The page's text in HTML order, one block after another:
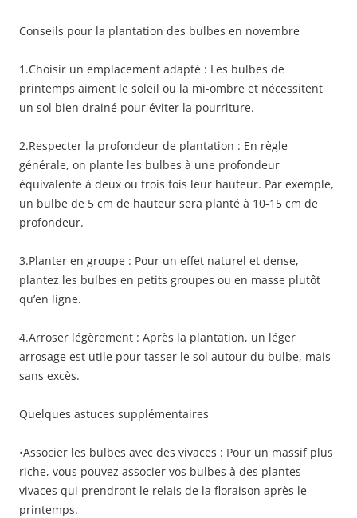
Conseils pour la plantation des bulbes en novembre
1.Choisir un emplacement adapté : Les bulbes de
printemps aiment le soleil ou la mi-ombre et nécessitent
un sol bien drainé pour éviter la pourriture.
2.Respecter la profondeur de plantation : En règle
générale, on plante les bulbes à une profondeur
équivalente à deux ou trois fois leur hauteur. Par exemple,
un bulbe de 5 cm de hauteur sera planté à 10-15 cm de
profondeur.
3.Planter en groupe : Pour un effet naturel et dense,
plantez les bulbes en petits groupes ou en masse plutôt
qu’en ligne.
4.Arroser légèrement : Après la plantation, un léger
arrosage est utile pour tasser le sol autour du bulbe, mais
sans excès.
Quelques astuces supplémentaires
•Associer les bulbes avec des vivaces : Pour un massif plus
riche, vous pouvez associer vos bulbes à des plantes
vivaces qui prendront le relais de la floraison après le
printemps.